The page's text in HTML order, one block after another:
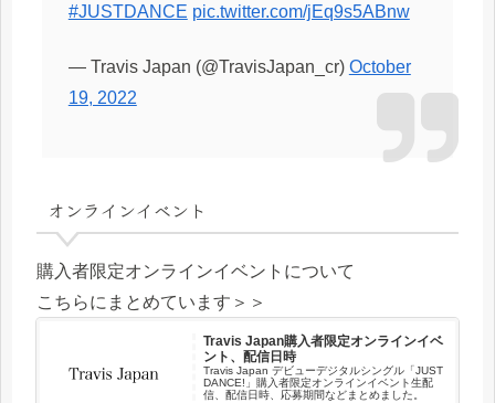
#JUSTDANCE pic.twitter.com/jEq9s5ABnw
— Travis Japan (@TravisJapan_cr) October
19, 2022
オンラインイベント
購入者限定オンラインイベントについて
こちらにまとめています＞＞
Travis Japan購入者限定オンラインイベ
ント、配信日時
Travis Japan デビューデジタルシングル「JUST
DANCE!」購入者限定オンラインイベント生配
信、配信日時、応募期間などまとめました。